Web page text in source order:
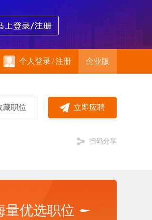
个人登录/注册 企业版
藏职位 立即应聘
扫码分享
量优选职位